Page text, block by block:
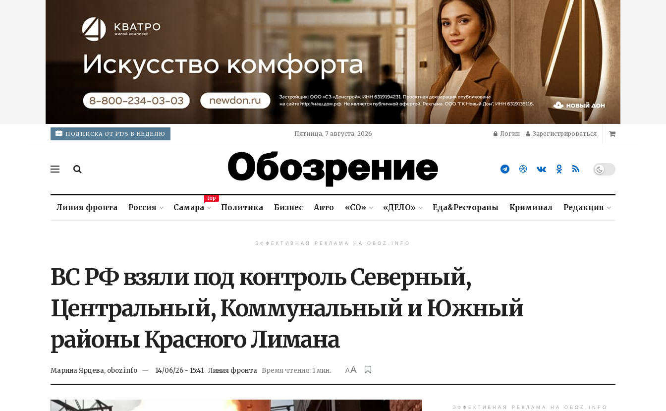
ПОДПИСКА ОТ ₽175 В НЕДЕЛЮ Пятница, 7 августа, 2026 Логин Зарегистрироваться
Линия фронта Россия Самара
top
Политика Бизнес Авто «СО» «ДЕЛО» Еда&Рестораны Криминал Редакция
ЭФФЕКТИВНАЯ РЕКЛАМА НА OBOZ.INFO
ВС РФ взяли под контроль Северный,
Центральный, Коммунальный и Южный
районы Красного Лимана
Марина Ярцева, oboz.info 14/06/26 - 15:41 Линия фронта Время чтения: 1 мин. AA
ЭФФЕКТИВНАЯ РЕКЛАМА НА OBOZ.INFO